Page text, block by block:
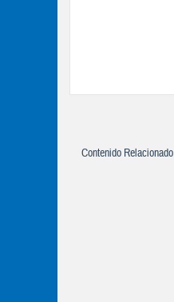
Contenido Relacionado